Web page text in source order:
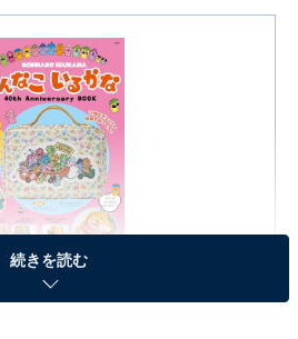
Anniversary BOOK (TJMOOK)
Amazonで見る
続きを読む